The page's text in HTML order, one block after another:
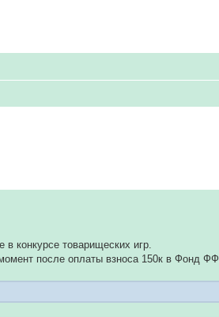
конкурсе товарищеских игр.
после оплаты взноса 150к в Фонд ФФ.